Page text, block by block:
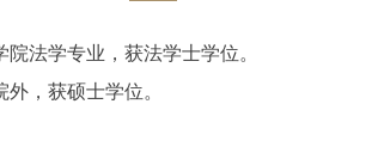
法学专业，获法学士学位。
，获硕士学位。